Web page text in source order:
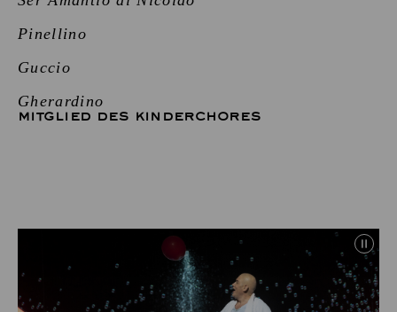
Pinellino
Guccio
Gherardino
MITGLIED DES KINDERCHORES